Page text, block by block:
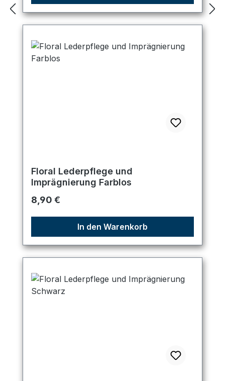
Floral Lederpflege und
Imprägnierung Farblos
Regulärer Preis:
8,90 €
In den Warenkorb